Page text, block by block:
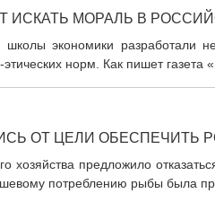
ИСКАТЬ МОРАЛЬ В
экономики разработали
норм. Как пишет газета
ОТ ЦЕЛИ ОБЕСПЕЧИТЬ
хозяйства предложило
потреблению рыбы была